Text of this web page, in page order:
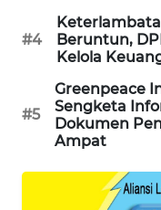
#4
Beruntun,
Kelola
#5
Greenpeace
Sengketa
Dokumen
Ampat
ID
NEWS
CILEUNGSI